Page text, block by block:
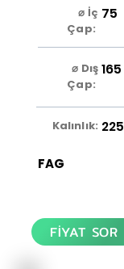
⌀ İç
Çap:
75
⌀ Dış
Çap:
165
Kalınlık: 225
FAG
FİYAT SOR